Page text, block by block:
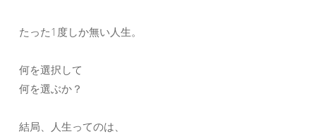
たった1度しか無い人生。
何を選択して
何を選ぶか？
結局、人生ってのは、